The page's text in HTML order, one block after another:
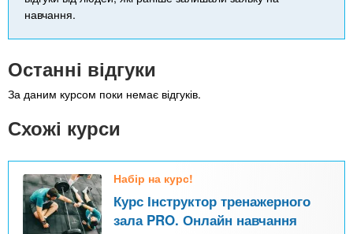
навчання.
Останні відгуки
За даним курсом поки немає відгуків.
Схожі курси
Набір на курс!
Курс Інструктор тренажерного
зала PRO. Онлайн навчання